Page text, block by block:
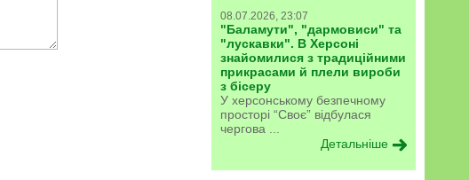
08.07.2026, 23:07
"Баламути", "дармовиси" та
"лускавки". В Херсоні
знайомилися з традиційними
прикрасами й плели вироби
з бісеру
У херсонському безпечному
просторі “Своє” відбулася
чергова ...
Детальніше